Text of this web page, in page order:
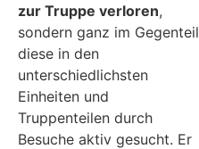
zur Truppe verloren,
sondern ganz im Gegenteil
diese in den
unterschiedlichsten
Einheiten und
Truppenteilen durch
Besuche aktiv gesucht. Er